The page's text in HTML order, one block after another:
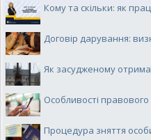
Кому та скільки: як
Договір дарування:
Як засудженому
Особливості правового
Процедура зняття особи